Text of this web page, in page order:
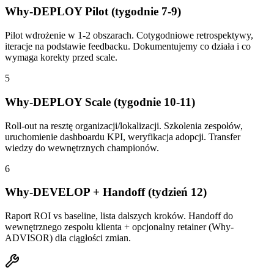
Why-DEPLOY Pilot (tygodnie 7-9)
Pilot wdrożenie w 1-2 obszarach. Cotygodniowe retrospektywy,
iteracje na podstawie feedbacku. Dokumentujemy co działa i co
wymaga korekty przed scale.
5
Why-DEPLOY Scale (tygodnie 10-11)
Roll-out na resztę organizacji/lokalizacji. Szkolenia zespołów,
uruchomienie dashboardu KPI, weryfikacja adopcji. Transfer
wiedzy do wewnętrznych championów.
6
Why-DEVELOP + Handoff (tydzień 12)
Raport ROI vs baseline, lista dalszych kroków. Handoff do
wewnętrznego zespołu klienta + opcjonalny retainer (Why-
ADVISOR) dla ciągłości zmian.